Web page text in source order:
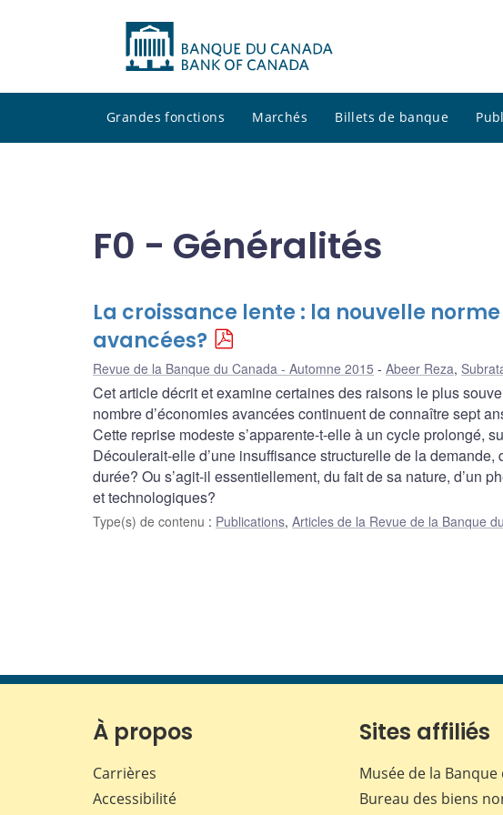
Grandes fonctions Marchés Billets de banque
F0 - Généralités
La croissance lente : la nouvelle
avancées?
Revue de la Banque du Canada - Automne 2015 Abeer Reza,
Cet article décrit et examine certaines des raisons le plus
nombre d’économies avancées continuent de connaître sept
Cette reprise modeste s’apparente-t-elle à un cycle prolongé,
Découlerait-elle d’une insuffisance structurelle de la
durée? Ou s’agit-il essentiellement, du fait de sa nature, d’un
et technologiques?
Type(s) de contenu : Publications, Articles de la Revue de la Banque
À propos
Carrières
Accessibilité
Sites affiliés
Musée de la Banque
Bureau des biens